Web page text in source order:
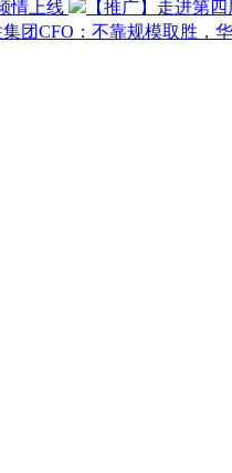
情上线
【推广】走进第
集团CFO：不靠规模取胜，